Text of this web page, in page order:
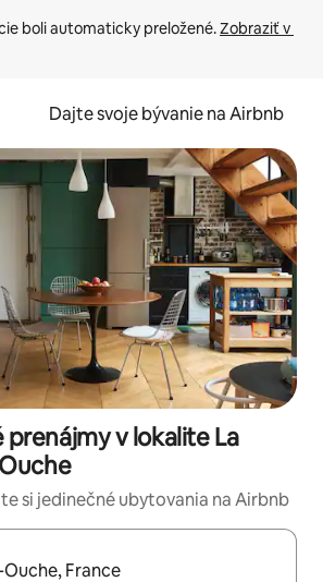
boli automaticky preložené. Zobraziť v
Dajte svoje bývanie na Airbnb
v lokalite La
si jedinečné ubytovania na Airbnb
k dispozícii, môžete si ich prechádzať